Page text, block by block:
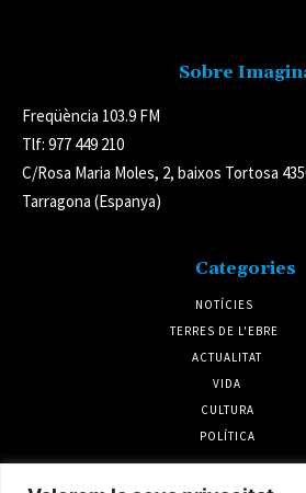
Sobre
Freqüència 103.9 FM
Tlf: 977 449 210
C/Rosa Maria Moles, 2, baixos Tortosa
Tarragona (Espanya)
Categories
NOTÍCIES
TERRES DE L'EBRE
ACTUALITAT
VIDA
CULTURA
POLÍTICA
Notícies